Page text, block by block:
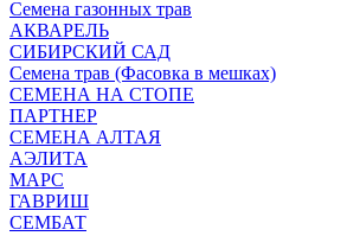
Семена газонных трав
АКВАРЕЛЬ
СИБИРСКИЙ САД
Семена трав (Фасовка в мешках)
СЕМЕНА НА СТОПЕ
ПАРТНЕР
СЕМЕНА АЛТАЯ
АЭЛИТА
МАРС
ГАВРИШ
СЕМБАТ